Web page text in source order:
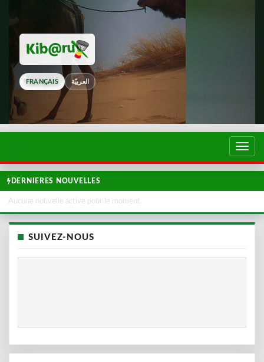
FRANÇAIS العربيّة
DERNIERES NOUVELLES
Aucune nouvelle active pour le moment.
SUIVEZ-NOUS